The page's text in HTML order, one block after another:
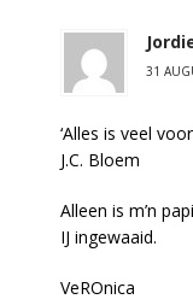
31
‘Alles is veel
J.C. Bloem
Alleen is m’n
IJ ingewaaid.
VeROnica